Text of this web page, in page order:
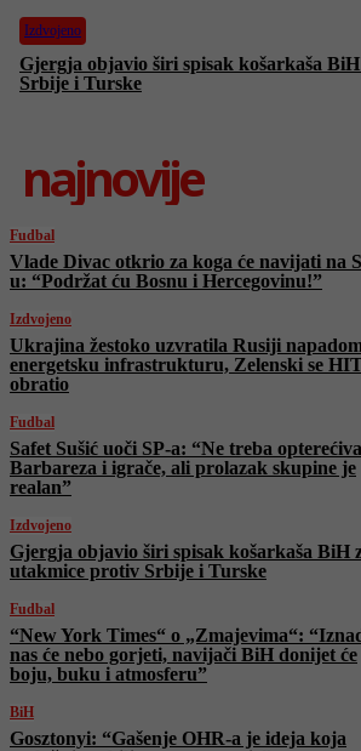
Izdvojeno
Gjergja objavio širi spisak košarkaša
Srbije i Turske
najnovije
Fudbal
Vlade Divac otkrio za koga će navijati na
u: “Podržat ću Bosnu i Hercegovinu!”
Izdvojeno
Ukrajina žestoko uzvratila Rusiji
energetsku infrastrukturu, Zelenski se
obratio
Fudbal
Safet Sušić uoči SP-a: “Ne treba
Barbareza i igrače, ali prolazak skupine je
realan”
Izdvojeno
Gjergja objavio širi spisak košarkaša BiH
utakmice protiv Srbije i Turske
Fudbal
“New York Times“ o „Zmajevima“:
nas će nebo gorjeti, navijači BiH donijet će
boju, buku i atmosferu”
BiH
Gosztonyi: “Gašenje OHR-a je ideja koja